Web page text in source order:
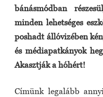
bánásmódban
minden lehetséges
poshadt állóvizében
és médiapatkányok
Akasztják a hóhért!
Címünk legalább